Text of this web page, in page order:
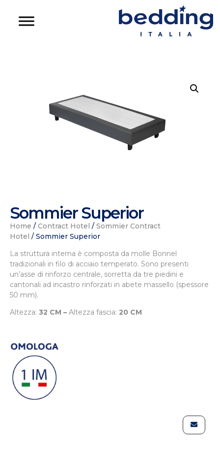
Sommier Superior
Home / Contract Hotel / Sommier Contract
Hotel / Sommier Superior
La struttura interna è composta da molle Bonnel
tradizionali in filo di acciaio temperato. Sono presenti
un’asse di rinforzo centrale, sorretta da tre piedini e
cantonali ad incastro rinforzati in abete massello (spessore
50 mm).
Altezza: 32 CM – Altezza fascia: 20 CM